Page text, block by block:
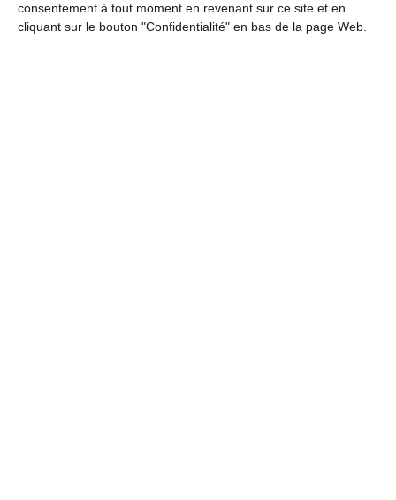
consentement à tout moment en revenant sur ce site et en
cliquant sur le bouton "Confidentialité" en bas de la page Web.
SITE WEB